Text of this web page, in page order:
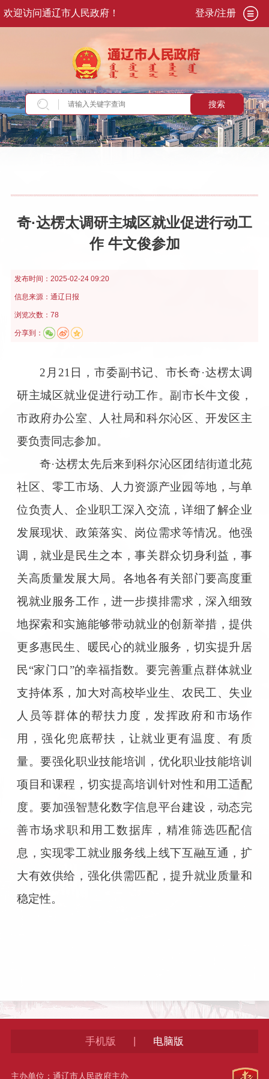
欢迎访问通辽市人民政府！ 登录/注册
搜索
当前位置：首页>政务公开>市政府>市政府领
奇·达楞太调研主城区就业促进行动工
作 牛文俊参加
发布时间： 2025-02-24 09:20
信息来源： 通辽日报
浏览次数：78
分享到：
2月21日，市委副书记、市长奇·达楞太调
研主城区就业促进行动工作。副市长牛文俊，
市政府办公室、人社局和科尔沁区、开发区主
要负责同志参加。
奇·达楞太先后来到科尔沁区团结街道北苑
社区、零工市场、人力资源产业园等地，与单
位负责人、企业职工深入交流，详细了解企业
发展现状、政策落实、岗位需求等情况。他强
调，就业是民生之本，事关群众切身利益，事
关高质量发展大局。各地各有关部门要高度重
视就业服务工作，进一步摸排需求，深入细致
地探索和实施能够带动就业的创新举措，提供
更多惠民生、暖民心的就业服务，切实提升居
民“家门口”的幸福指数。要完善重点群体就业
支持体系，加大对高校毕业生、农民工、失业
人员等群体的帮扶力度，发挥政府和市场作
用，强化兜底帮扶，让就业更有温度、有质
量。要强化职业技能培训，优化职业技能培训
项目和课程，切实提高培训针对性和用工适配
度。要加强智慧化数字信息平台建设，动态完
善市场求职和用工数据库，精准筛选匹配信
息，实现零工就业服务线上线下互融互通，扩
大有效供给，强化供需匹配，提升就业质量和
稳定性。
手机版 电脑版
主办单位：通辽市人民政府主办